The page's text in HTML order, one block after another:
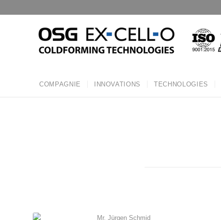
COMPAGNIE INNOVATIONS TECHNOLOGIES